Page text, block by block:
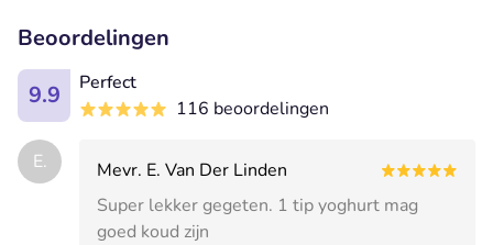
Beoordelingen
9.9
Perfect
116 beoordelingen
E.
Mevr. E. Van Der Linden
Super lekker gegeten. 1 tip yoghurt mag
goed koud zijn